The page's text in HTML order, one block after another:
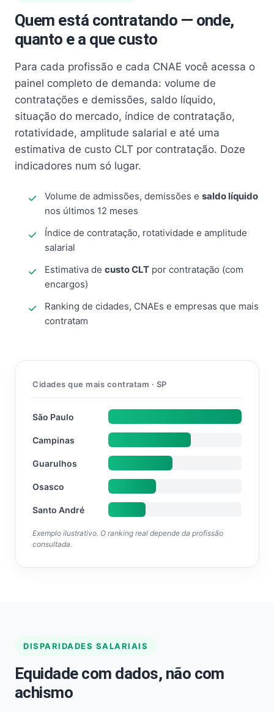
Quem está contratando — onde,
quanto e a que custo
Para cada profissão e cada CNAE você acessa o
painel completo de demanda: volume de
contratações e demissões, saldo líquido,
situação do mercado, índice de contratação,
rotatividade, amplitude salarial e até uma
estimativa de custo CLT por contratação. Doze
indicadores num só lugar.
Volume de admissões, demissões e saldo líquido
nos últimos 12 meses
Índice de contratação, rotatividade e amplitude
salarial
Estimativa de custo CLT por contratação (com
encargos)
Ranking de cidades, CNAEs e empresas que mais
contratam
Cidades que mais contratam · SP
São Paulo
Campinas
Guarulhos
Osasco
Santo André
Exemplo ilustrativo. O ranking real depende da profissão
consultada.
DISPARIDADES SALARIAIS
Equidade com dados, não com
achismo